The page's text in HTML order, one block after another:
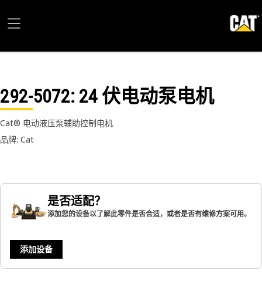
292-5072: 24 伏电动泵电机
Cat® 电动液压泵辅助控制电机
品牌: Cat
是否适配？
添加您的设备以了解此零件是否合适，或者是否有维修方案可用。
添加设备